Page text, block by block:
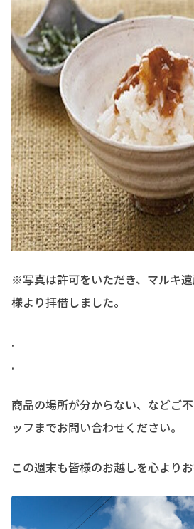
※写真は許可をいただき、マルキ遠
様より拝借しました。
.
.
商品の場所が分からない、などご
ッフまでお問い合わせください。
この週末も皆様のお越しを心よりお